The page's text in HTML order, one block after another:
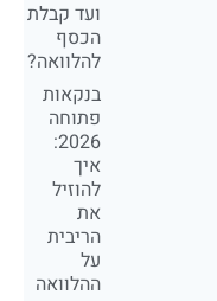
ועד קבלת
הכסף
להלוואה?
בנקאות
פתוחה
2026:
איך
להוזיל
את
הריבית
על
ההלוואה